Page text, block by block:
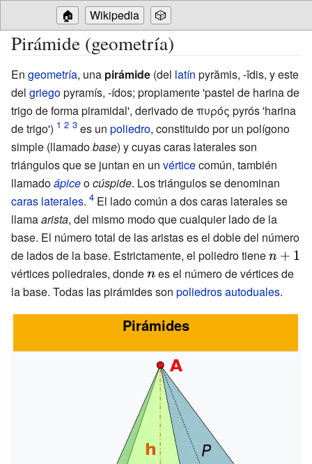
🏠 Wikipedia 🎲
Pirámide (geometría)
En geometría, una pirámide (del latín pyrămis, -ĭdis, y este
del griegopyramís, -ídos; propiamente 'pastel de harina de
trigo de forma piramidal', derivado de πυρός pyrós 'harina
de trigo')
es un poliedro, constituido por un polígono
simple (llamadobase) y cuyas caras laterales son
triángulos que se juntan en un vérticecomún, también
llamadoápiceocúspide. Los triángulos se denominan
caras laterales.
El lado común a dos caras laterales se
llamaarista, del mismo modo que cualquier lado de la
base. El número total de las aristas es el doble del número
de lados de la base. Estrictamente, el poliedro tiene
n+1}
vértices poliedrales, donde{\displaystyle
n}
es el número de vértices de
la base. Todas las pirámides son poliedros autoduales.
Pirámides